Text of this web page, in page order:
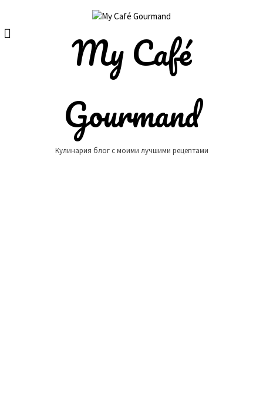
content
My Café
Gourmand
Кулинария блог с моими лучшими рецептами